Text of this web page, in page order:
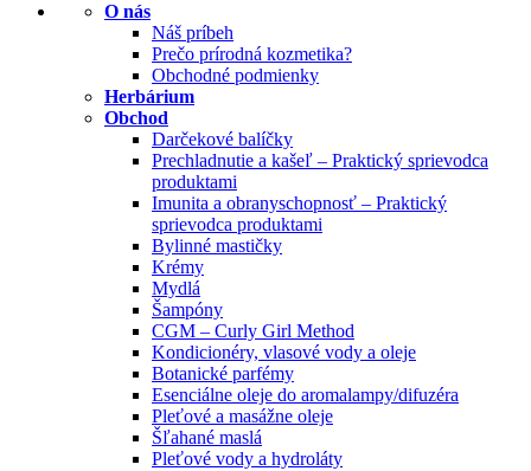
O nás
Náš príbeh
Prečo prírodná kozmetika?
Obchodné podmienky
Herbárium
Obchod
Darčekové balíčky
Prechladnutie a kašeľ – Praktický sprievodca
produktami
Imunita a obranyschopnosť – Praktický
sprievodca produktami
Bylinné mastičky
Krémy
Mydlá
Šampóny
CGM – Curly Girl Method
Kondicionéry, vlasové vody a oleje
Botanické parfémy
Esenciálne oleje do aromalampy/difuzéra
Pleťové a masážne oleje
Šľahané maslá
Pleťové vody a hydroláty